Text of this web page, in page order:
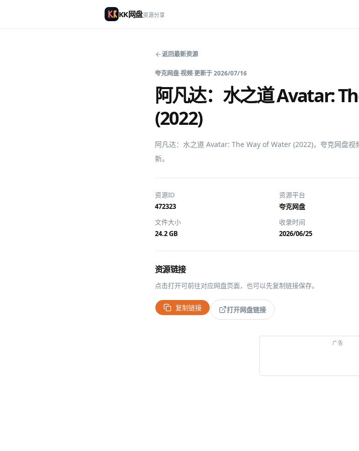
KK网盘资源分享
返回最新资源
夸克网盘·视频·更新于2026/07/16
阿凡达：水之道 Avatar:
(2022)
阿凡达：水之道 Avatar: The Way of Water (2022)，夸克网盘视
新。
资源ID
472323
资源平台
夸克网盘
文件大小
24.2 GB
收录时间
2026/06/25
资源链接
点击打开可前往对应网盘页面，也可以先复制链接保存。
复制链接 打开网盘链接
推广